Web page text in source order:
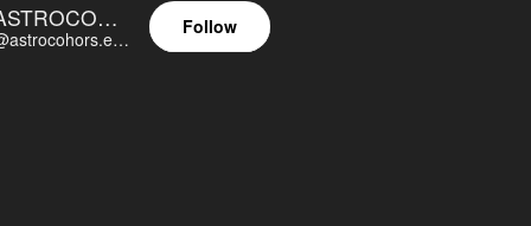
ASTROCOHORS EUNOIA ULTIMA
@astrocohors.eu@astrocohors.eu
Follow